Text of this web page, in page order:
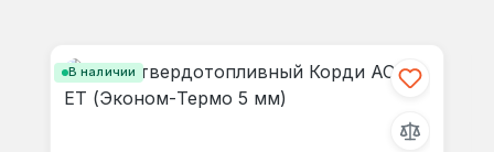
В наличии